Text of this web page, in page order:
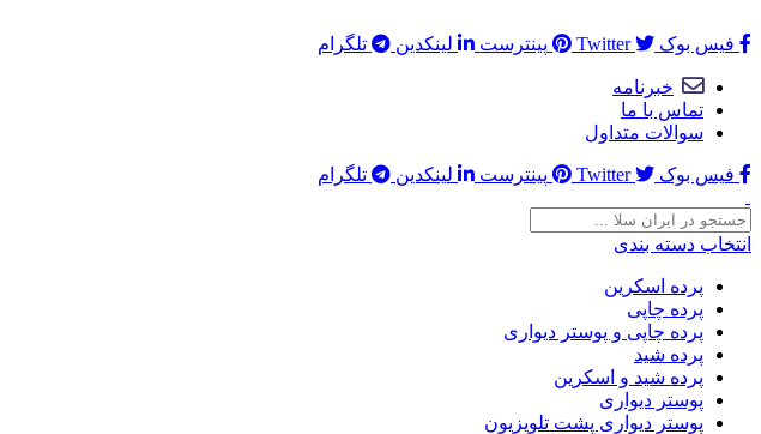
فیس بوک
Twitter پینترست لینکدین تلگرام
خبرنامه
تماس با ما
سوالات متداول
فیس بوک Twitter پینترست لینکدین تلگرام
انتخاب دسته بندی
پرده اسکرین
پرده چاپی
پرده چاپی و پوستر دیواری
پرده شید
پرده شید و اسکرین
پوستر دیواری
پوستر دیواری پشت تلویزیون